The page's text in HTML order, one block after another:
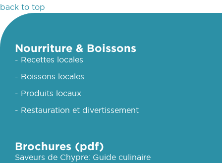
back to top
Nourriture & Boissons
- Recettes locales
- Boissons locales
- Produits locaux
- Restauration et divertissement
Brochures (pdf)
Saveurs de Chypre: Guide culinaire